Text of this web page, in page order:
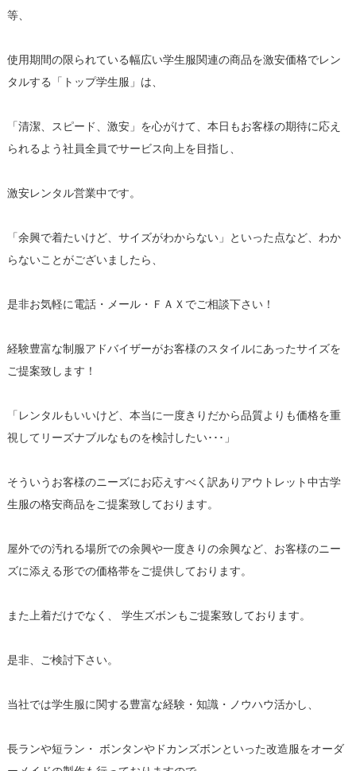
等、
使用期間の限られている幅広い学生服関連の商品を激安価格でレン
タルする「トップ学生服」は、
「清潔、スピード、激安」を心がけて、本日もお客様の期待に応え
られるよう社員全員でサービス向上を目指し、
激安レンタル営業中です。
「余興で着たいけど、サイズがわからない」といった点など、わか
らないことがございましたら、
是非お気軽に電話・メール・ＦＡＸでご相談下さい！
経験豊富な制服アドバイザーがお客様のスタイルにあったサイズを
ご提案致します！
「レンタルもいいけど、本当に一度きりだから品質よりも価格を重
視してリーズナブルなものを検討したい･･･」
そういうお客様のニーズにお応えすべく訳ありアウトレット中古学
生服の格安商品をご提案致しております。
屋外での汚れる場所での余興や一度きりの余興など、お客様のニー
ズに添える形での価格帯をご提供しております。
また上着だけでなく、 学生ズボンもご提案致しております。
是非、ご検討下さい。
当社では学生服に関する豊富な経験・知識・ノウハウ活かし、
長ランや短ラン・ ボンタンやドカンズボンといった改造服をオーダ